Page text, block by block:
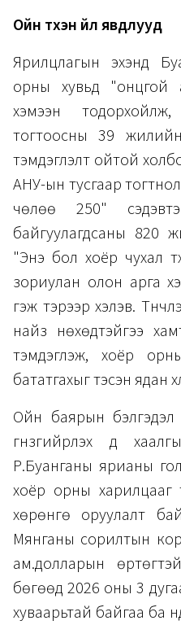
Ойн түүхэн үйл явдлууд
Ярилцлагын эхэнд
орны хувьд "онцгой
хэмээн
тогтоосны 39
тэмдэглэлт ойтой
АНУ-ын тусгаар
чөлөө 250"
байгуулагдсаны 820
"Энэ бол хоёр чухал
зориулан олон арга
гэж тэрээр хэлэв.
найз нөхөдтэйгээ
тэмдэглэж, хоёр
бататгахыг тэсэн ядан
Ойн баярын
гүнзгийрүүлэх үүд
Р.Буанганы ярианы гол
хоёр орны
хөрөнгө оруулалт
Мянганы сорилтын
ам.долларын
бөгөөд 2026 оны 3
хуваарьтай байгаа ба